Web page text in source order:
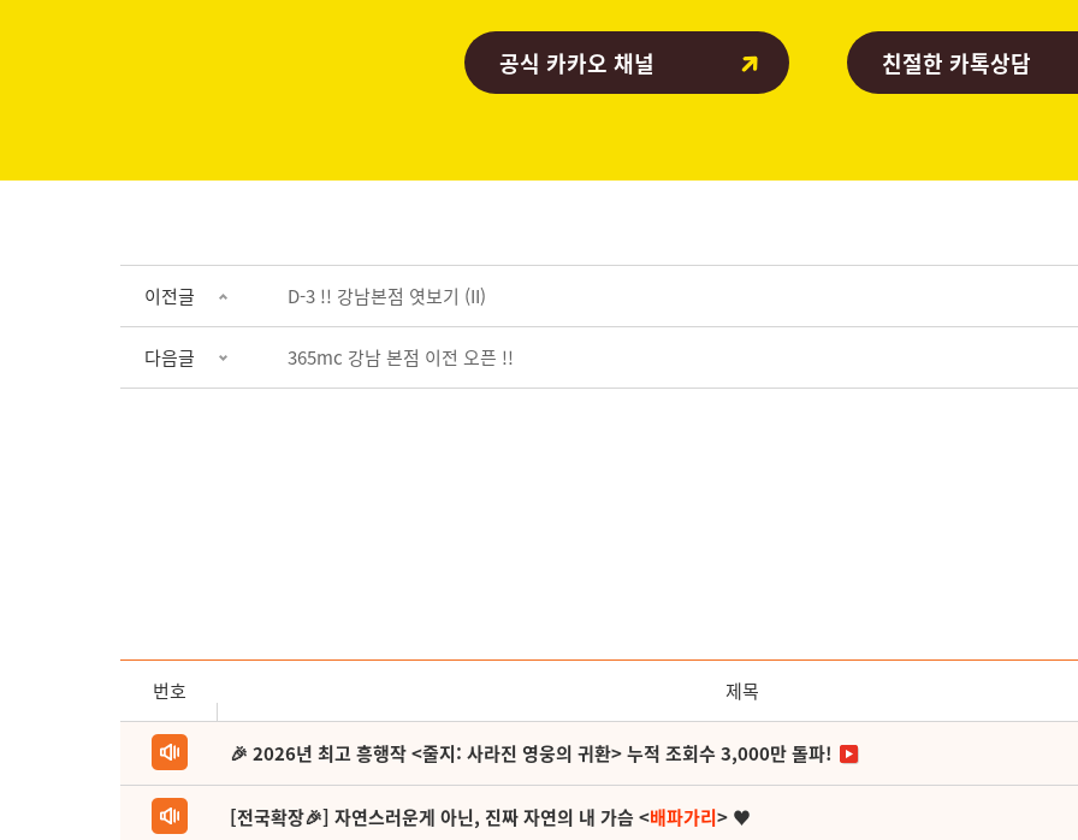
공식 카카오 채널 친절한 카톡상담
이전글 D-3 !! 강남본점 엿보기 (II)
다음글 365mc 강남 본점 이전 오픈 !!
번호 제목
🎉 2026년 최고 흥행작 <줄지: 사라진 영웅의 귀환> 누적 조회수 3,000만 돌파!
[전국확장🎉] 자연스러운게 아닌, 진짜 자연의 내 가슴 <배파가리> ♥